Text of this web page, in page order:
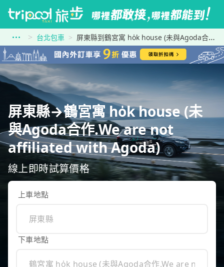
台北包車 屏東縣到鶴宮寓 ho̍k house (未與Agoda合作.We are not affiliated with Agoda)
屏東縣→鶴宮寓 ho̍k house (未
與Agoda合作.We are not
affiliated with Agoda)
線上即時試算價格
上車地點
下車地點